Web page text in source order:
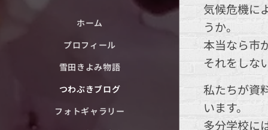
ホーム
プロフィール
雪田きよみ物語
つわぶきブログ
フォトギャラリー
気候危機に
うか。
本当なら市
それをしな
私たちが資
います。
多分学校に